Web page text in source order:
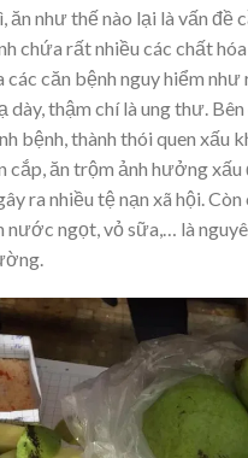
ăn như thế nào lại là vấn đề
chứa rất nhiều các chất
các căn bệnh nguy hiểm như
dày, thậm chí là ung thư.
bệnh, thành thói quen xấu
cắp, ăn trộm ảnh hưởng
ra nhiều tệ nạn xã hội.
nước ngọt, vỏ sữa,… là